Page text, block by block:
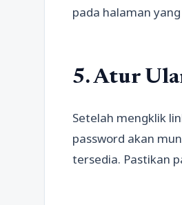
pada halaman
5. Atur
Setelah mengklik
password akan
tersedia. Pastikan